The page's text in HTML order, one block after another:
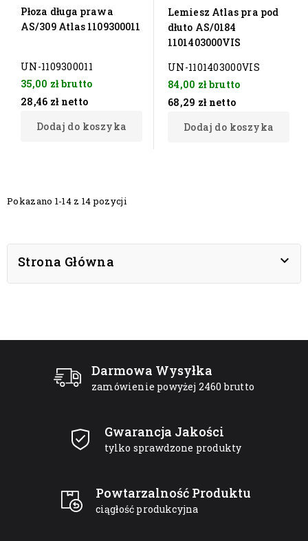
Płoza długa prawa
AS/309 Atlas 1109300011
UN-1109300011
35,00 złbrutto
28,46 zł netto
Dodaj do koszyka
Lemiesz Atlas pra pod
dłuto AS/0184
1101403000VIS
UN-1101403000VIS
84,00 złbrutto
68,29 zł netto
Dodaj do koszyka
Pokazano 1-14 z 14 pozycji
Strona Główna 
Darmowa Wysyłka
zamówienie powyżej 2460 brutto
Gwarancja Jakości
tylko sprawdzone produkty
Powtarzalność Produktu
ciągłość produkcyjna